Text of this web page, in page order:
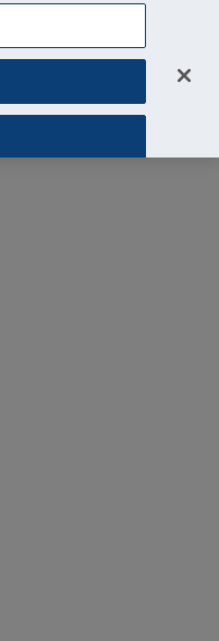
Accedi all'area riservata